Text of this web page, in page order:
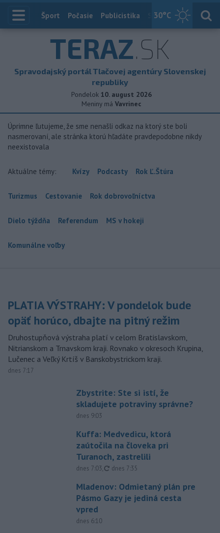
30°C
Index
Šport Počasie Publicistika Slovensko
TERAZ.SK
Spravodajský portál Tlačovej agentúry Slovenskej
republiky
Pondelok 10. august 2026
Meniny má Vavrinec
Úprimne ľutujeme, že sme nenašli odkaz na ktorý ste boli
nasmerovaní, ale stránka ktorú hľadáte pravdepodobne nikdy
neexistovala
Aktuálne témy: Kvízy Podcasty Rok Ľ.Štúra
Turizmus Cestovanie Rok dobrovoľníctva
Dielo týždňa Referendum MS v hokeji
Komunálne voľby
PLATIA VÝSTRAHY: V pondelok bude
opäť horúco, dbajte na pitný režim
Druhostupňová výstraha platí v celom Bratislavskom,
Nitrianskom a Trnavskom kraji. Rovnako v okresoch Krupina,
Lučenec a Veľký Krtíš v Banskobystrickom kraji.
dnes 7:17
Zbystrite: Ste si istí, že
skladujete potraviny správne?
dnes 9:03
Kuffa: Medvedicu, ktorá
zaútočila na človeka pri
Turanoch, zastrelili
dnes 7:03, aktualizované
dnes 7:35
Mladenov: Odmietaný plán pre
Pásmo Gazy je jediná cesta
vpred
dnes 6:10